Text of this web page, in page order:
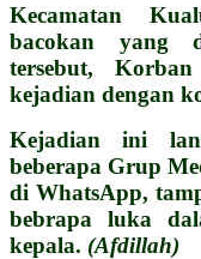
Kecamatan
bacokan yang
tersebut,
kejadian dengan
Kejadian ini
beberapa Grup
di WhatsApp,
bebrapa luka
kepala. (Afdillah)